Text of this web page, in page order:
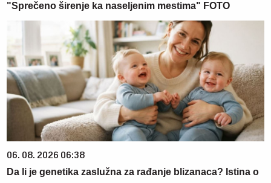
"Sprečeno širenje ka naseljenim mestima" FOTO
06. 08. 2026 06:38
Da li je genetika zaslužna za rađanje blizanaca? Istina o